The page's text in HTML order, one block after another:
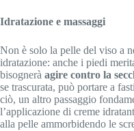
Idratazione e massaggi
Non è solo la pelle del viso a
idratazione: anche i piedi
bisognerà agire contro la
se trascurata, può portare a
ciò, un altro passaggio
l’applicazione di creme
alla pelle ammorbidendo le